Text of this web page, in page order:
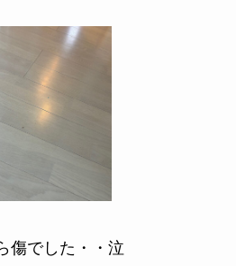
傷でした・・泣